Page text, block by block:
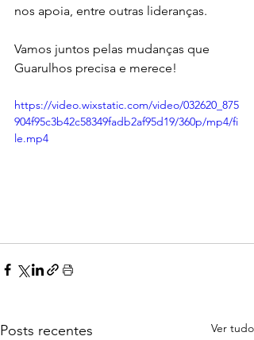
nos apoia, entre outras lideranças.
Vamos juntos pelas mudanças que
Guarulhos precisa e merece!
https://video.wixstatic.com/video/032620_875
904f95c3b42c58349fadb2af95d19/360p/mp4/fi
le.mp4
Posts recentes Ver tudo